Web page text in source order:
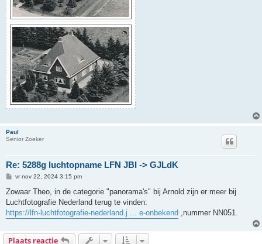
Paul
Senior Zoeker
Re: 5288g luchtopname LFN JBI -> GJLdK
B
r
c
h
t
vr nov 22, 2024 3:15 pm
Zowaar Theo, in de categorie "panorama's" bij Arnold zijn er meer bij
Luchtfotografie Nederland terug te vinden:
https://lfn-luchtfotografie-nederland.j ... e-onbekend ,nummer NN051.
Plaats reactie